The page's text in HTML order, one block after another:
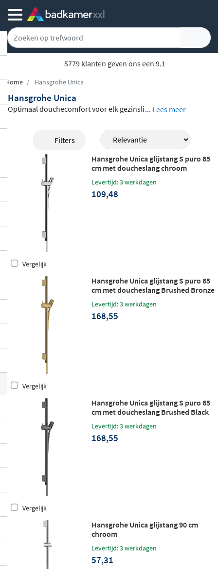
5779 klanten geven ons een 9.1
Home Hansgrohe Unica
Hansgrohe Unica
Optimaal douchecomfort voor elk gezinsli
: dat biedt een Hansgrohe Unica
glijstang. Het assortiment omvat modelle
n in 65 en 90 cm lengte, waaronder uitvoe
ringen met een meegeleverde doucheslan
g. De handdouchehouder is in hoogte ver
stelbaar en kan tot 45 graden worden gek
lbuis van 22 mm
n chroom, mat zwart, Brushed Bronze of B
rushed Black Chrome geven elke doucheh
oek een moderne en verzorgde uitstralin
... Lees meer
Filters
Hansgrohe Unica glijstang S puro 65
cm met doucheslang chroom
Levertijd: 3 werkdagen
109,48
Vergelijk
Hansgrohe Unica glijstang S puro 65
cm met doucheslang Brushed Bronze
Levertijd: 3 werkdagen
168,55
Vergelijk
Hansgrohe Unica glijstang S puro 65
cm met doucheslang Brushed Black
Chrome
Levertijd: 3 werkdagen
168,55
Vergelijk
Hansgrohe Unica glijstang 90 cm
chroom
Levertijd: 3 werkdagen
57,31